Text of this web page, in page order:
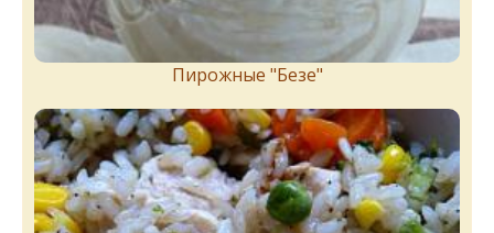
Пирожныe "Бeзe"